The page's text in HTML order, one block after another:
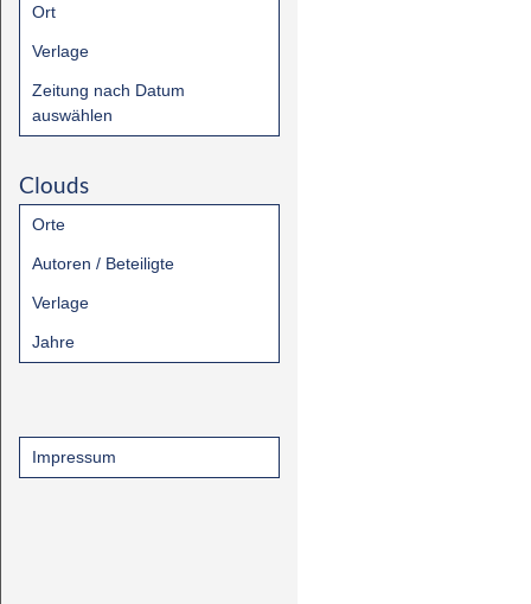
Ort
Verlage
Zeitung nach Datum
auswählen
Clouds
Orte
Autoren / Beteiligte
Verlage
Jahre
Impressum